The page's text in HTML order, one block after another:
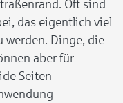
Oft sind
das eigentlich viel
werden. Dinge, die
aber für
Seiten